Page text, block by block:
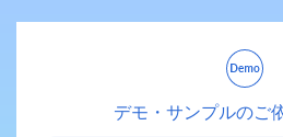
デモ・サンプルのご